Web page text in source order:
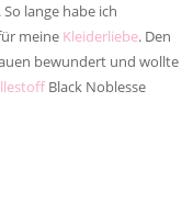
lange habe ich
meine Kleiderliebe. Den
bewundert und wollte
Black Noblesse